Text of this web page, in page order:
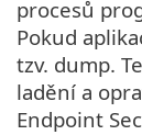
procesů
Pokud
tzv. dump.
ladění a
Endpoint